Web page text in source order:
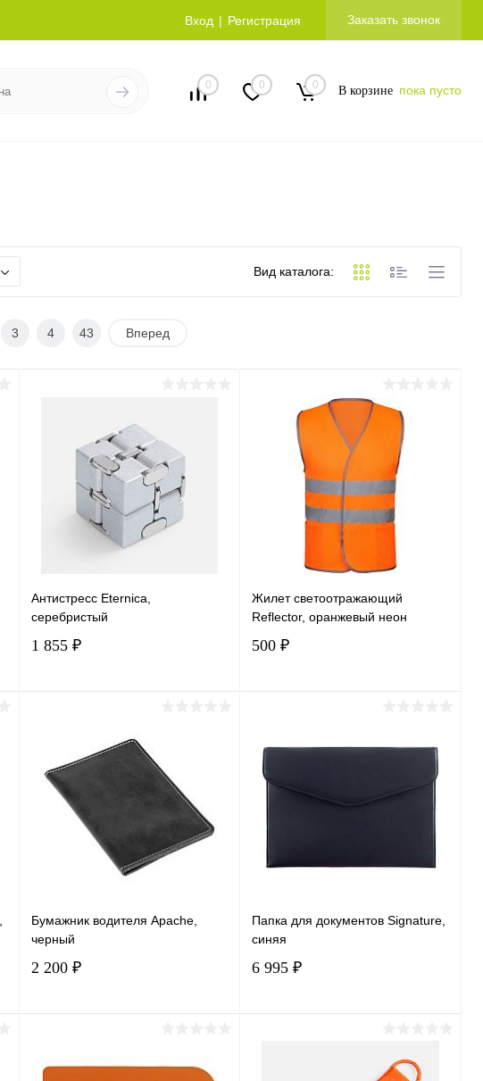
Вход Регистрация Заказать звонок
0 0 0 В корзине пока пусто
Вид каталога:
3 4 43 Вперед
Антистресс Eternica,
серебристый
1 855 ₽
Купить в 1 клик Сравнение
В избранное В наличии
Жилет светоотражающий
Reflector, оранжевый неон
500 ₽
Сравнение
В избранное В наличии
Размер одежды:
Бумажник водителя Apache,
черный
2 200 ₽
Папка для документов Signature,
синяя
6 995 ₽